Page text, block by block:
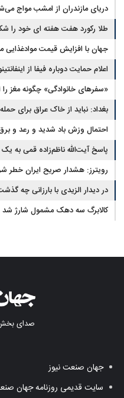
دریای مازندران از امشب مواج
طلا رکورد هفت هفته ای خود را
جهان با افزایش قیمت موادغذایی
اعلام حمایت دوباره فیفا از
«سفرهای خانوادگی» چگونه مغز
بغداد: نباید از خاک عراق برای
احتمال وزش باد شدید و رعد و
پاسخ آیت‌الله ناظم‌زاده قمی به
وجوهات شرعیه نیست
رویترز: هشدار صریح ایران خطر
در دیدار الزیدی با بارزانی چه
کالابرگ سه دهک مشمول شارژ شد
صدای
جهان صنعت نیوز
سایت قدیمی روزنامه جهان